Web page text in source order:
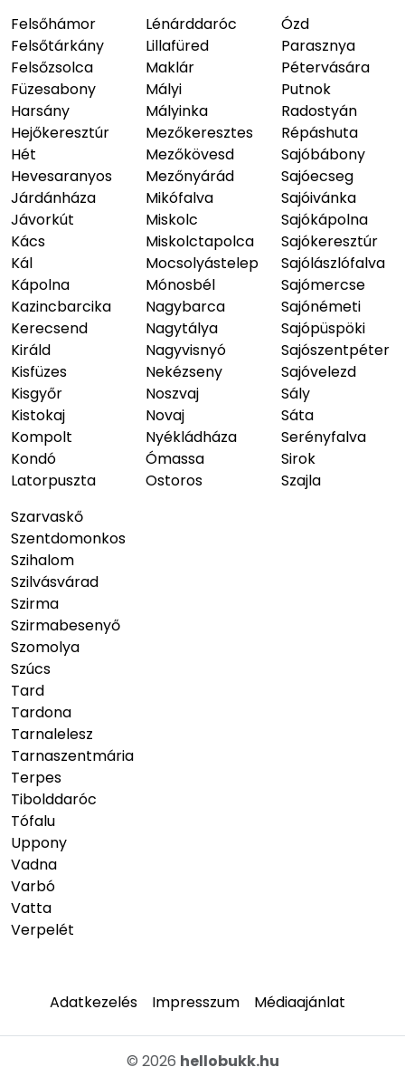
Felsőhámor
Felsőtárkány
Felsőzsolca
Füzesabony
Harsány
Hejőkeresztúr
Hét
Hevesaranyos
Járdánháza
Jávorkút
Kács
Kál
Kápolna
Kazincbarcika
Kerecsend
Királd
Kisfüzes
Kisgyőr
Kistokaj
Kompolt
Kondó
Latorpuszta
Lénárddaróc
Lillafüred
Maklár
Mályi
Mályinka
Mezőkeresztes
Mezőkövesd
Mezőnyárád
Mikófalva
Miskolc
Miskolctapolca
Mocsolyástelep
Mónosbél
Nagybarca
Nagytálya
Nagyvisnyó
Nekézseny
Noszvaj
Novaj
Nyékládháza
Ómassa
Ostoros
Ózd
Parasznya
Pétervására
Putnok
Radostyán
Répáshuta
Sajóbábony
Sajóecseg
Sajóivánka
Sajókápolna
Sajókeresztúr
Sajólászlófalva
Sajómercse
Sajónémeti
Sajópüspöki
Sajószentpéter
Sajóvelezd
Sály
Sáta
Serényfalva
Sirok
Szajla
Szarvaskő
Szentdomonkos
Szihalom
Szilvásvárad
Szirma
Szirmabesenyő
Szomolya
Szúcs
Tard
Tardona
Tarnalelesz
Tarnaszentmária
Terpes
Tibolddaróc
Tófalu
Uppony
Vadna
Varbó
Vatta
Verpelét
Adatkezelés Impresszum Médiaajánlat
© 2026 hellobukk.hu